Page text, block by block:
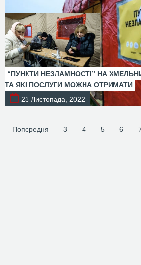
“ПУНКТИ НЕЗЛАМНОСТІ” НА
ТА ЯКІ ПОСЛУГИ МОЖНА ОТРИМАТИ
23 Листопада, 2022
Попередня 3 4 5 6 7